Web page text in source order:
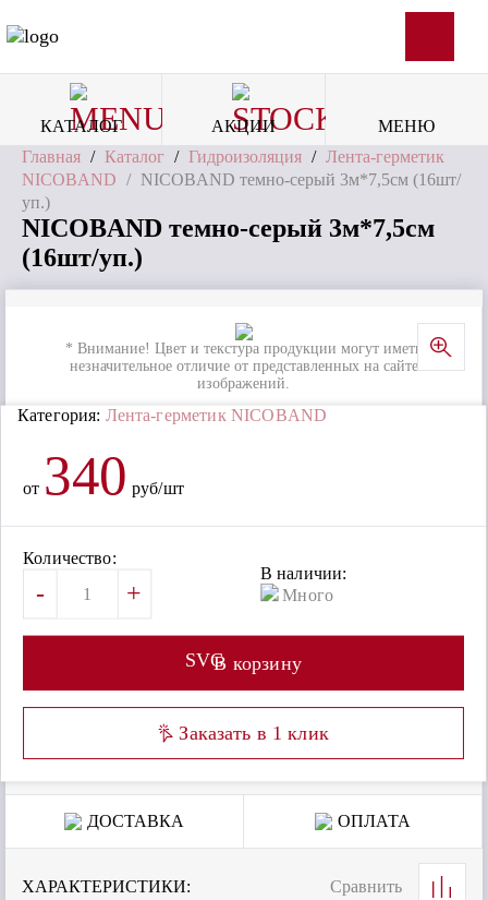
КАТАЛОГ АКЦИИ
МЕНЮ
Главная / Каталог / Гидроизоляция / Лента-герметик
NICOBAND / NICOBAND темно-серый 3м*7,5см (16шт/
уп.)
NICOBAND темно-серый 3м*7,5см
(16шт/уп.)
* Внимание! Цвет и текстура продукции могут иметь
незначительное отличие от представленных на сайте
изображений.
Категория: Лента-герметик NICOBAND
от 340 руб/шт
Количество:
- +
В наличии:
Много
SVGВ корзину
Заказать в 1 клик
ДОСТАВКА ОПЛАТА
ХАРАКТЕРИСТИКИ: Сравнить